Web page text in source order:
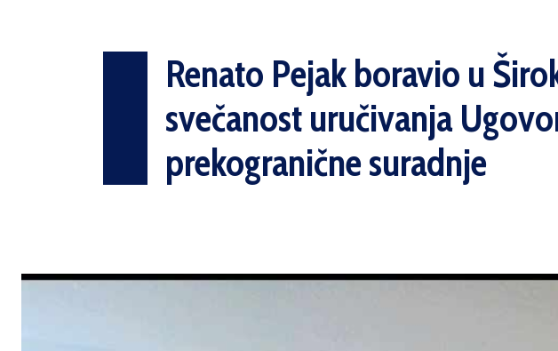
Renato Pejak boravio u
svečanost uručivanja
prekogranične suradnje